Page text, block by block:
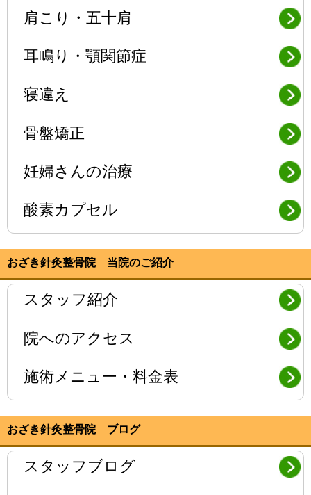
肩こり・五十肩
耳鳴り・顎関節症
寝違え
骨盤矯正
妊婦さんの治療
酸素カプセル
おざき針灸整骨院 当院のご紹介
スタッフ紹介
院へのアクセス
施術メニュー・料金表
おざき針灸整骨院 ブログ
スタッフブログ